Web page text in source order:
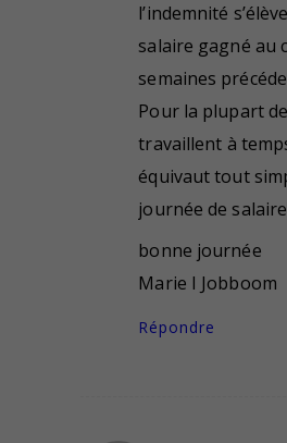
l’indemnité
salaire gagné au
semaines
Pour la plupart
travaillent à
équivaut tout
journée de
bonne journée
Marie I Jobboom
Répondre